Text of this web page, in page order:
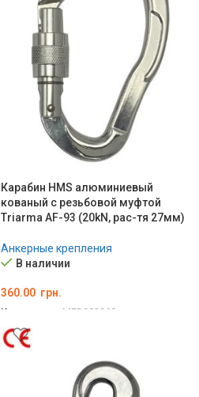
Карабин HMS алюминиевый
кованый с резьбовой муфтой
Triarma AF-93 (20kN, рас-тя 27мм)
Анкерные крепления
В наличии
360.00 грн.
Код товара: MED002969
В КОРЗИНУ